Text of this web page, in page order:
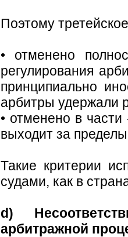
Поэтому
• отменено
регулирования
принципиально
арбитры удержали
• отменено в
выходит за
Такие критерии
судами, как в
d)
арбитражной